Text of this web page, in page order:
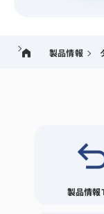
製品情報
製品情報